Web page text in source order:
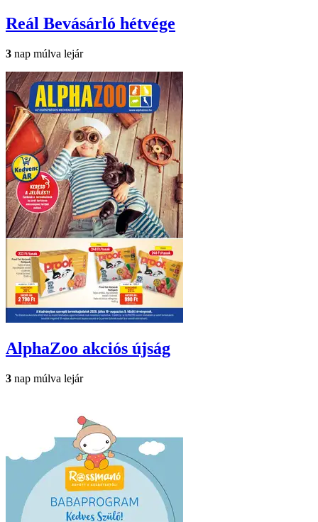
Reál Bevásárló hétvége
3 nap múlva lejár
AlphaZoo akciós újság
3 nap múlva lejár